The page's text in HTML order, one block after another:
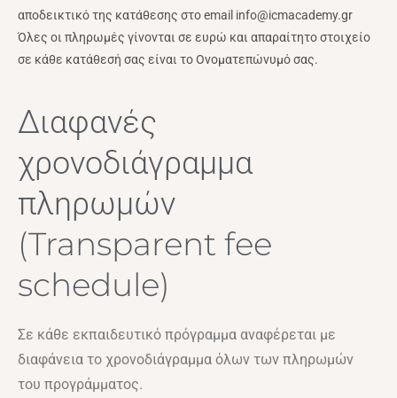
αποδεικτικό της κατάθεσης στο email info@icmacademy.gr
Όλες οι πληρωμές γίνονται σε ευρώ και απαραίτητο στοιχείο
σε κάθε κατάθεσή σας είναι το Ονοματεπώνυμό σας.
Διαφανές
χρονοδιάγραμμα
πληρωμών
(Transparent fee
schedule)
Σε κάθε εκπαιδευτικό πρόγραμμα αναφέρεται με
διαφάνεια το χρονοδιάγραμμα όλων των πληρωμών
του προγράμματος.